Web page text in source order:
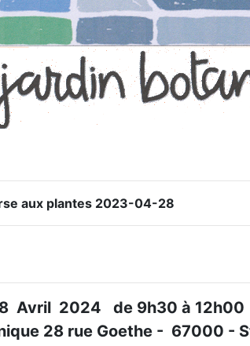
aux plantes 2023-04-28
Avril 2024 de 9h30 à 12h00
28 rue Goethe - 67000 -